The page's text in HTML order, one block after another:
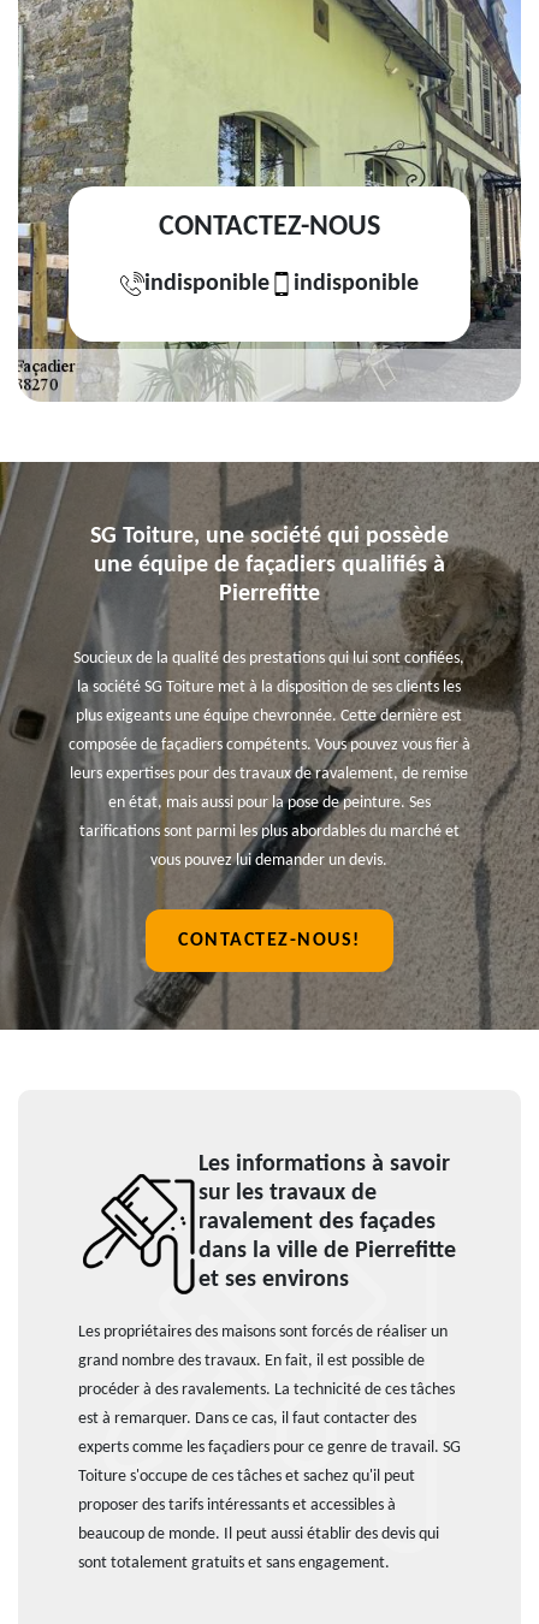
CONTACTEZ-NOUS
indisponible indisponible
SG Toiture, une société qui possède
une équipe de façadiers qualifiés à
Pierrefitte
Soucieux de la qualité des prestations qui lui sont confiées,
la société SG Toiture met à la disposition de ses clients les
plus exigeants une équipe chevronnée. Cette dernière est
composée de façadiers compétents. Vous pouvez vous fier à
leurs expertises pour des travaux de ravalement, de remise
en état, mais aussi pour la pose de peinture. Ses
tarifications sont parmi les plus abordables du marché et
vous pouvez lui demander un devis.
CONTACTEZ-NOUS!
Les informations à savoir
sur les travaux de
ravalement des façades
dans la ville de Pierrefitte
et ses environs
Les propriétaires des maisons sont forcés de réaliser un
grand nombre des travaux. En fait, il est possible de
procéder à des ravalements. La technicité de ces tâches
est à remarquer. Dans ce cas, il faut contacter des
experts comme les façadiers pour ce genre de travail. SG
Toiture s'occupe de ces tâches et sachez qu'il peut
proposer des tarifs intéressants et accessibles à
beaucoup de monde. Il peut aussi établir des devis qui
sont totalement gratuits et sans engagement.